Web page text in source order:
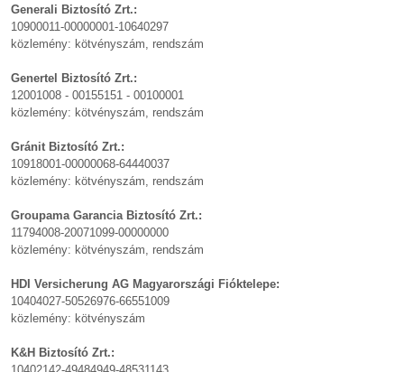
Generali Biztosító Zrt.:
10900011-00000001-10640297
közlemény: kötvényszám, rendszám
Genertel Biztosító Zrt.:
12001008 - 00155151 - 00100001
közlemény: kötvényszám, rendszám
Gránit Biztosító Zrt.:
10918001-00000068-64440037
közlemény: kötvényszám, rendszám
Groupama Garancia Biztosító Zrt.:
11794008-20071099-00000000
közlemény: kötvényszám, rendszám
HDI Versicherung AG Magyarországi Fióktelepe:
10404027-50526976-66551009
közlemény: kötvényszám
K&H Biztosító Zrt.: